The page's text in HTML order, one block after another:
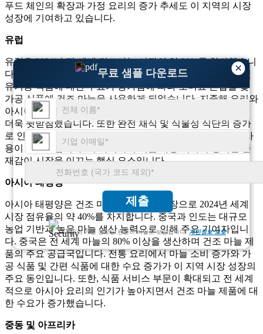
×
무료 샘플 다운로드
제출
고객님의 개인 정보는 완전히 비밀로 보장됩니다.개인정보 보호
푸드 체인의 확장과 가정 요리의 증가 추세도 이 지역의 시장
성장에 기여하고 있습니다.
유럽
유럽은 2024년 전 세계 건조마늘 시장의 약 20%를 차지했습니
다. 독일, 프랑스, ​​영국이 이 지역의 주요 시장입니다. 천연 및
유기농 식품에 대한 수요가 증가함에 따라 조미료 혼합물 및
가공 식품에 건조 마늘을 사용하게 되었습니다. 지중해 요리와
아시아 요리를 포함한 민족 요리의 증가 추세는 시장 확장을
더욱 뒷받침했습니다. 또한 완전 채식 및 식물성 식단의 증가
로 인해 고기 대체품 및 채식 요리의 풍미 강화제로 마늘의 사
용이 증가했습니다. 이 지역에서 식품 가공 회사의 강력한 존
재감이 시장을 이끄는 핵심 요소입니다.
아시아 태평양
아시아 태평양은 건조 마늘의 가장 큰 시장으로 2024년 세계
시장 점유율의 약 40%를 차지합니다. 중국과 인도는 대규모
농업 기반과 높은 마늘 생산 능력으로 인해 주요 기여자입니
다. 중국은 전 세계 마늘의 80% 이상을 생산하며 건조 마늘 제
품의 주요 공급국입니다. 전통 요리에서 마늘 소비 증가와 가
공 식품 및 간편 식품에 대한 수요 증가가 이 지역 시장 성장의
주요 동인입니다. 또한, 식품 서비스 부문이 확대되고 전 세계
적으로 아시아 요리의 인기가 높아지면서 건조 마늘 제품에 대
한 수요가 증가했습니다.
중동 및 아프리카